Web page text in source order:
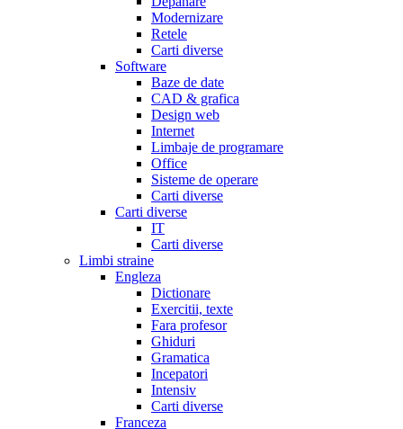
Modernizare
Retele
Carti diverse
Software
Baze de date
CAD & grafica
Design web
Internet
Limbaje de programare
Office
Sisteme de operare
Carti diverse
Carti diverse
IT
Carti diverse
Limbi straine
Engleza
Dictionare
Exercitii, texte
Fara profesor
Ghiduri
Gramatica
Incepatori
Intensiv
Carti diverse
Franceza